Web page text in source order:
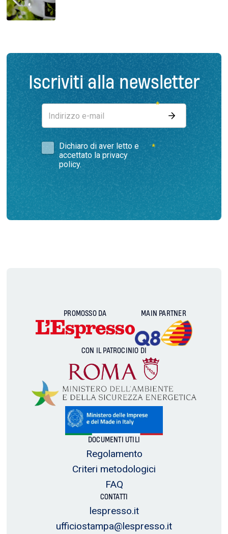
Iscriviti alla newsletter
PROMOSSO DA MAIN PARTNER
CON IL PATROCINIO DI
DOCUMENTI UTILI
Regolamento
Criteri metodologici
FAQ
CONTATTI
ufficiostampa@lespresso.it
lespresso.it